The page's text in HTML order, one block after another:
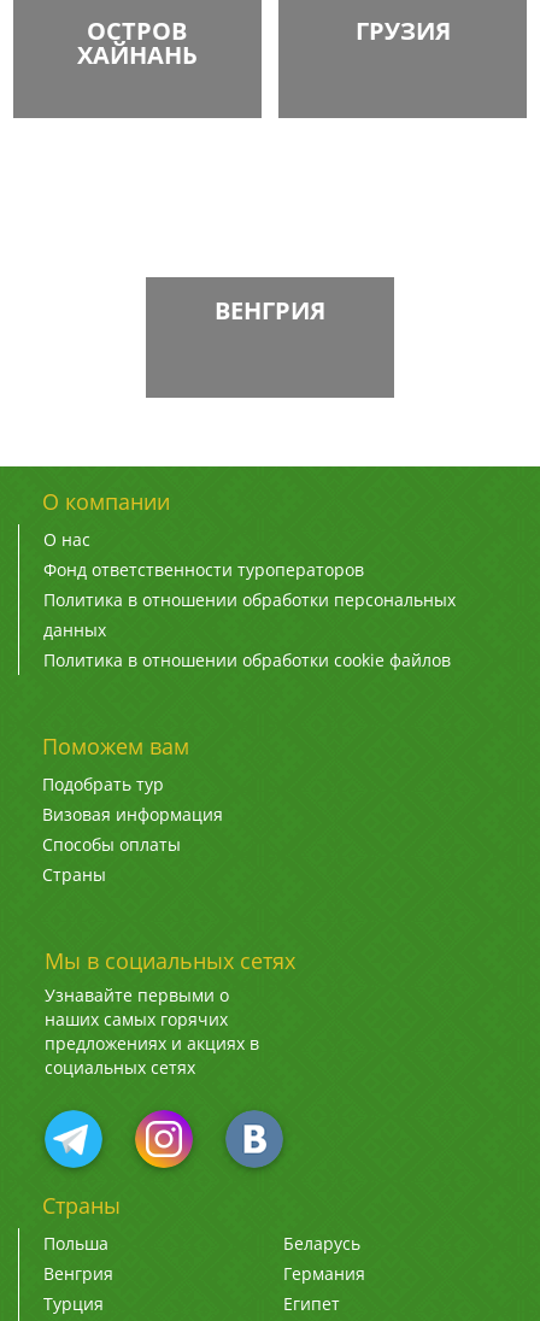
ОСТРОВ
ХАЙНАНЬ
ГРУЗИЯ
ВЕНГРИЯ
О компании
О нас
Фонд ответственности туроператоров
Политика в отношении обработки персональных
данных
Политика в отношении обработки cookie файлов
Поможем вам
Подобрать тур
Визовая информация
Способы оплаты
Страны
Мы в социальных сетях
Узнавайте первыми о
наших самых горячих
предложениях и акциях в
социальных сетях
Страны
Польша
Беларусь
Венгрия
Германия
Турция
Египет